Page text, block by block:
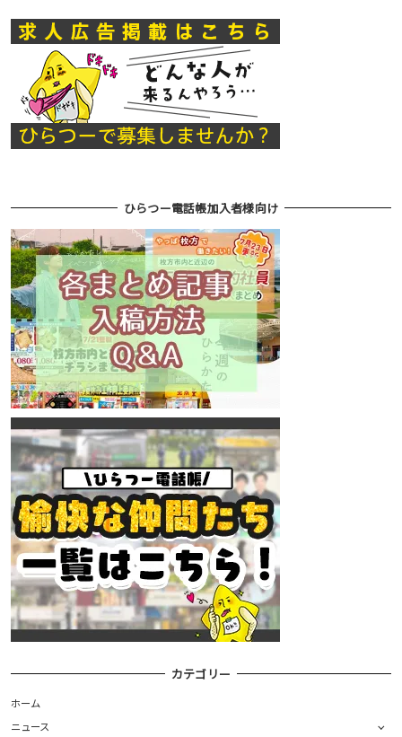
ひらつー電話帳加入者様向け
カテゴリー
ホーム
ニュース